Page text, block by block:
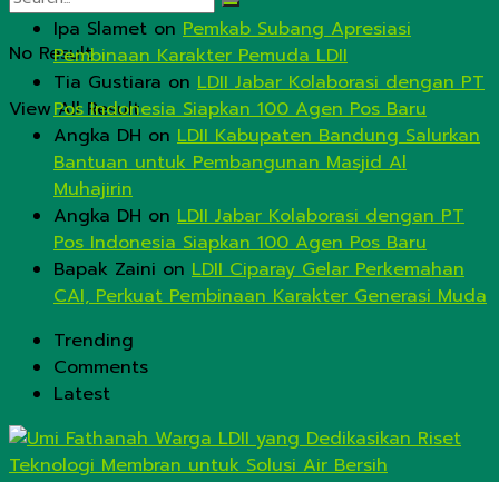
No Result
View All Result
Ipa Slamet on Pemkab Subang Apresiasi
Pembinaan Karakter Pemuda LDII
Tia Gustiara on LDII Jabar Kolaborasi dengan PT
Pos Indonesia Siapkan 100 Agen Pos Baru
Angka DH on LDII Kabupaten Bandung Salurkan
Bantuan untuk Pembangunan Masjid Al
Muhajirin
Angka DH on LDII Jabar Kolaborasi dengan PT
Pos Indonesia Siapkan 100 Agen Pos Baru
Bapak Zaini on LDII Ciparay Gelar Perkemahan
CAI, Perkuat Pembinaan Karakter Generasi Muda
Trending
Comments
Latest